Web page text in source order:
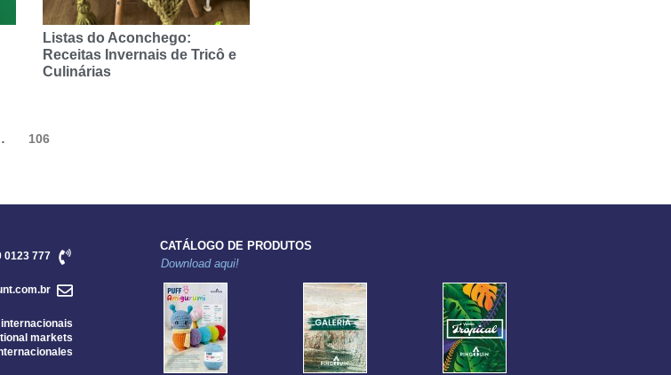
Listas do Aconchego:
Receitas Invernais de Tricô e
Culinárias
106
0123 777
markets
CATÁLOGO DE PRODUTOS
Download aqui!